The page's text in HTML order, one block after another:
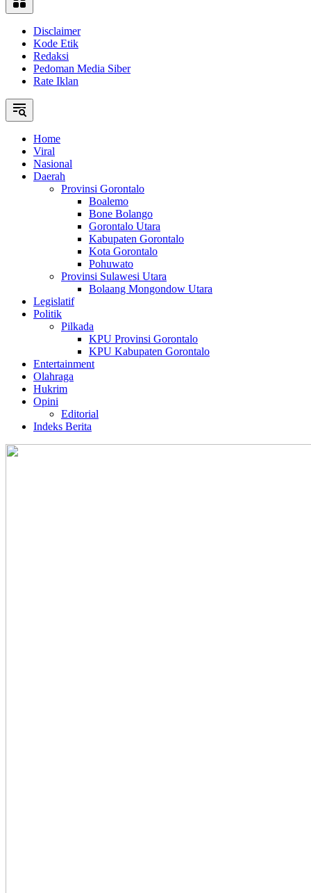
Disclaimer
Kode Etik
Redaksi
Pedoman Media Siber
Rate Iklan
Home
Viral
Nasional
Daerah
Provinsi Gorontalo
Boalemo
Bone Bolango
Gorontalo Utara
Kabupaten Gorontalo
Kota Gorontalo
Pohuwato
Provinsi Sulawesi Utara
Bolaang Mongondow Utara
Legislatif
Politik
Pilkada
KPU Provinsi Gorontalo
KPU Kabupaten Gorontalo
Entertainment
Olahraga
Hukrim
Opini
Editorial
Indeks Berita